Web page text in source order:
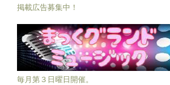
掲載広告募集中！
毎月第３日曜日開催。